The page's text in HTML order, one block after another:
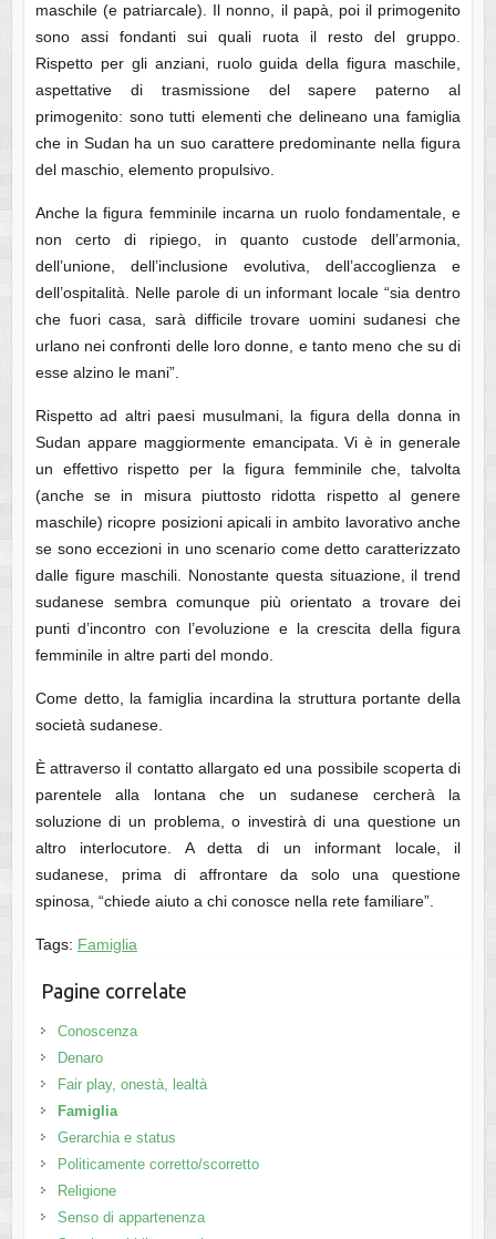
maschile (e patriarcale). Il nonno, il papà, poi il primogenito
sono assi fondanti sui quali ruota il resto del gruppo.
Rispetto per gli anziani, ruolo guida della figura maschile,
aspettative di trasmissione del sapere paterno al
primogenito: sono tutti elementi che delineano una famiglia
che in Sudan ha un suo carattere predominante nella figura
del maschio, elemento propulsivo.
Anche la figura femminile incarna un ruolo fondamentale, e
non certo di ripiego, in quanto custode dell’armonia,
dell’unione, dell’inclusione evolutiva, dell’accoglienza e
dell’ospitalità. Nelle parole di un informant locale “sia dentro
che fuori casa, sarà difficile trovare uomini sudanesi che
urlano nei confronti delle loro donne, e tanto meno che su di
esse alzino le mani”.
Rispetto ad altri paesi musulmani, la figura della donna in
Sudan appare maggiormente emancipata. Vi è in generale
un effettivo rispetto per la figura femminile che, talvolta
(anche se in misura piuttosto ridotta rispetto al genere
maschile) ricopre posizioni apicali in ambito lavorativo anche
se sono eccezioni in uno scenario come detto caratterizzato
dalle figure maschili. Nonostante questa situazione, il trend
sudanese sembra comunque più orientato a trovare dei
punti d’incontro con l’evoluzione e la crescita della figura
femminile in altre parti del mondo.
Come detto, la famiglia incardina la struttura portante della
società sudanese.
È attraverso il contatto allargato ed una possibile scoperta di
parentele alla lontana che un sudanese cercherà la
soluzione di un problema, o investirà di una questione un
altro interlocutore. A detta di un informant locale, il
sudanese, prima di affrontare da solo una questione
spinosa, “chiede aiuto a chi conosce nella rete familiare”.
Tags: Famiglia
Pagine correlate
Conoscenza
Denaro
Fair play, onestà, lealtà
Famiglia
Gerarchia e status
Politicamente corretto/scorretto
Religione
Senso di appartenenza